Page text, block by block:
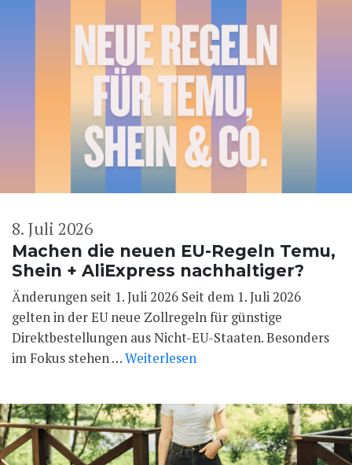
Machen die neuen EU-Regeln Temu,
Shein + AliExpress nachhaltiger?
8. Juli 2026
Änderungen seit 1. Juli 2026 Seit dem 1. Juli 2026
gelten in der EU neue Zollregeln für günstige
Direktbestellungen aus Nicht-EU-Staaten. Besonders
im Fokus stehen …Weiterlesen